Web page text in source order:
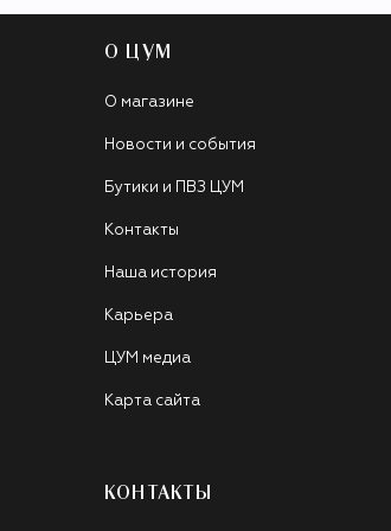
О ЦУМ
О магазине
Новости и события
Бутики и ПВЗ ЦУМ
Контакты
Наша история
Карьера
ЦУМ медиа
Карта сайта
КОНТАКТЫ